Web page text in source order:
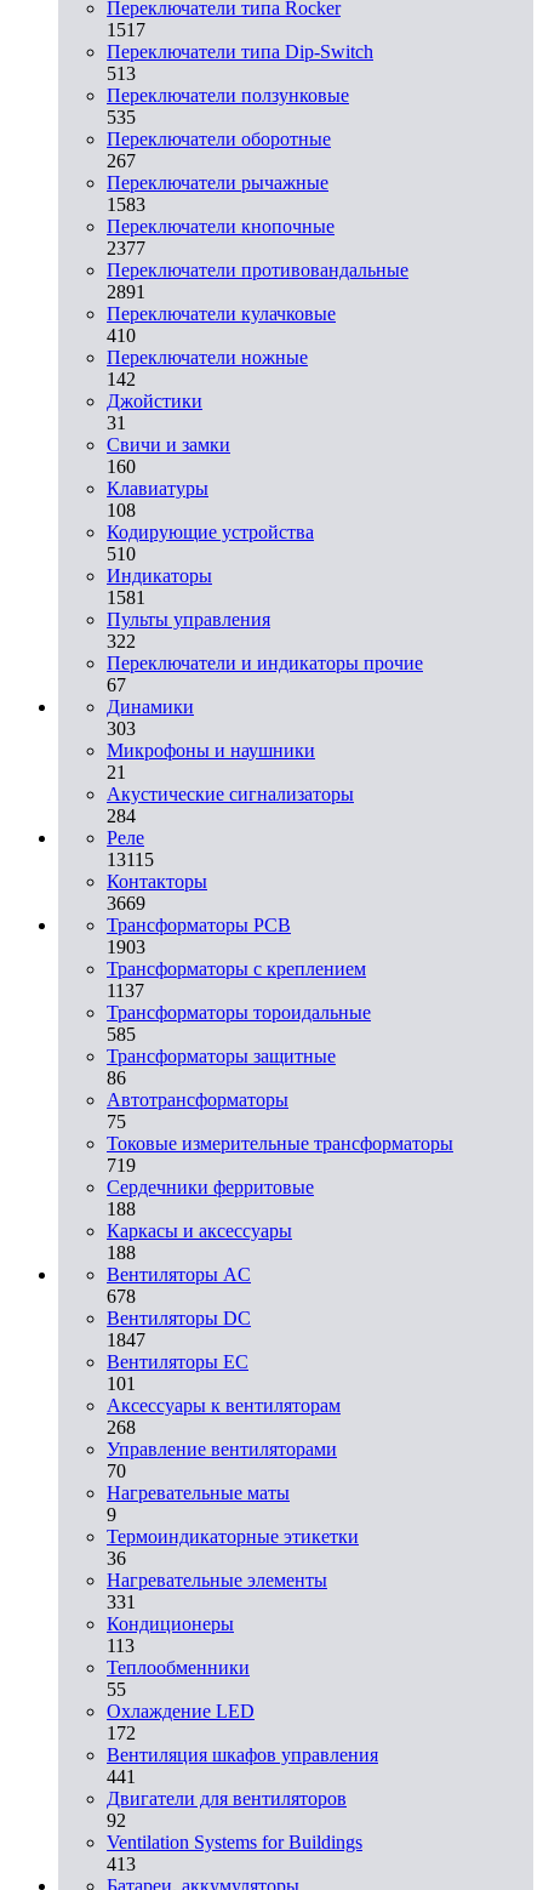
Переключатели типа Rocker
1517
Переключатели типа Dip-Switch
513
Переключатели ползунковые
535
Переключатели оборотные
267
Переключатели рычажные
1583
Переключатели кнопочные
2377
Переключатели противовандальные
2891
Переключатели кулачковые
410
Переключатели ножные
142
Джойстики
31
Свичи и замки
160
Клавиатуры
108
Кодирующие устройства
510
Индикаторы
1581
Пульты управления
322
Переключатели и индикаторы прочие
67
Динамики
303
Микрофоны и наушники
21
Акустические сигнализаторы
284
Реле
13115
Контакторы
3669
Трансформаторы PCB
1903
Трансформаторы с креплением
1137
Трансформаторы тороидальные
585
Трансформаторы защитные
86
Автотрансформаторы
75
Токовые измерительные трансформаторы
719
Сердечники ферритовые
188
Каркасы и аксессуары
188
Вентиляторы AC
678
Вентиляторы DC
1847
Вентиляторы EC
101
Аксессуары к вентиляторам
268
Управление вентиляторами
70
Нагревательные маты
9
Термоиндикаторные этикетки
36
Нагревательные элементы
331
Кондиционеры
113
Теплообменники
55
Охлаждение LED
172
Вентиляция шкафов управления
441
Двигатели для вентиляторов
92
Ventilation Systems for Buildings
413
Батареи, аккумуляторы